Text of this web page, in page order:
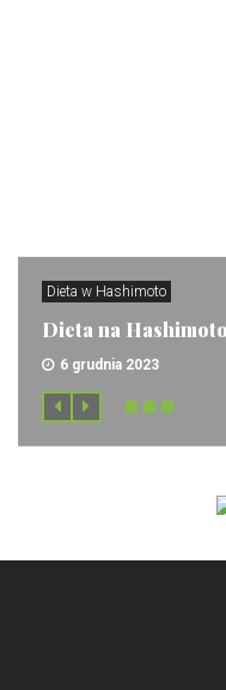
Dieta w Hashimoto
Dieta na
6 grudnia 2023